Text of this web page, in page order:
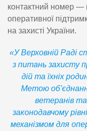
контактний номер —
оперативної
на захисті України.
«У Верховній Раді
з питань захисту
дій та їхніх
Метою
ветеранів
законодавчому
механізмом для